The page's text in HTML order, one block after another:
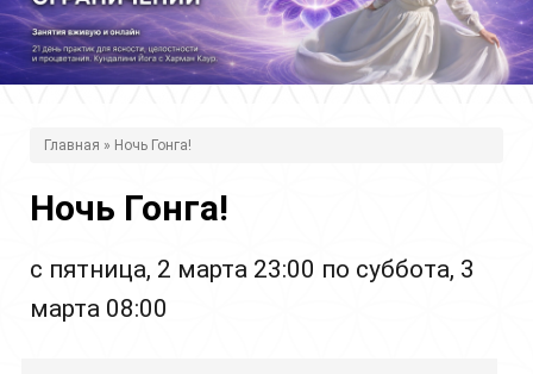
д
е
Главная » Ночь Гонга!
Ночь Гонга!
с пятница, 2 марта 23:00 по суббота, 3
марта 08:00